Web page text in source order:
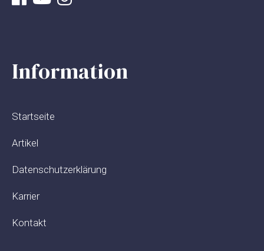
Information
Startseite
Artikel
Datenschutzerklärung
Karrier
Kontakt